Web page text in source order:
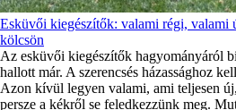
Esküvői kiegészítők: valami régi, valami
kölcsön
Az esküvői kiegészítők hagyományáról
hallott már. A szerencsés házassághoz
Azon kívül legyen valami, ami teljesen
persze a kékről se feledkezzünk meg.